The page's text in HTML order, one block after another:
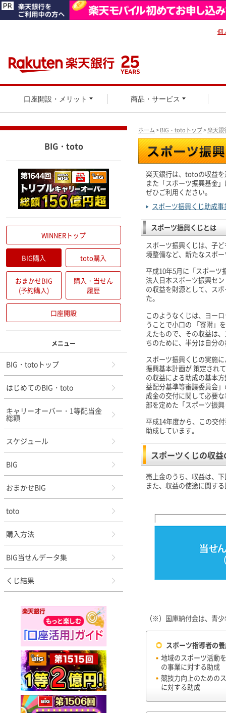
口座開設・メリット 商品・サービス
個
ホーム>BIG・totoトップ>楽天
楽天銀行は、totoの収益
また「スポーツ振興基金
ぜひご利用ください。
スポーツ振興くじ助成
スポーツ振興くじとは
スポーツ振興くじは、子
境整備など、新たなスポ
平成10年5月に「スポーツ
法人日本スポーツ振興セ
の収益を財源として、ス
た。
このようなくじは、ヨー
うことで小口の 「寄附」
えたもので、その収益は
ちのために、半分は自分
スポーツ振興くじの実施
振興基本計画が 策定され
の収益による助成の基本
益配分基準等審議委員会
成金の交付に関して必要
部を定めた「スポーツ振
平成14年度から、この交
助成しています。
スポーツくじの収
売上金のうち、収益は、
また、収益の使途に関す
（※）国庫納付金は、青
スポーツ指導者の
地域のスポーツ活動
の事業に対する助成
競技力向上のための
に対する助成
BIG・toto
WINNERトップ
BIG購入 toto購入
おまかせBIG
(予約購入)
購入・当せん
履歴
口座開設
メニュー
BIG・totoトップ
はじめてのBIG・toto
キャリーオーバー・1等配当金
総額
スケジュール
BIG
おまかせBIG
toto
購入方法
BIG当せんデータ集
くじ結果